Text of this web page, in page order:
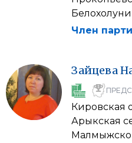
Член
Зайцева
Кировская
Арыкская